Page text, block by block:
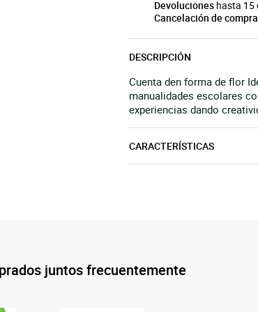
Devoluciones hasta 15
Cancelación de compra
DESCRIPCIÓN
Cuenta den forma de flor
manualidades escolares
experiencias dando
CARACTERÍSTICAS
juntos frecuentemente